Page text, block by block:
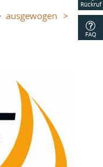
Rückruf
FAQ
ausgewogen